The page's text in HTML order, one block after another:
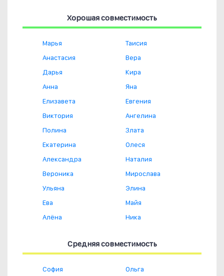
Хорошая совместимость
Марья
Анастасия
Дарья
Анна
Елизавета
Виктория
Полина
Екатерина
Александра
Вероника
Ульяна
Ева
Алёна
Таисия
Вера
Кира
Яна
Евгения
Ангелина
Злата
Олеся
Наталия
Мирослава
Элина
Майя
Ника
Средняя совместимость
София
Ольга